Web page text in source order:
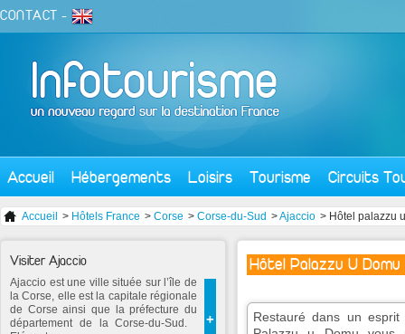
CONTACT -
Accueil Hébergements Loisirs Tourisme Circuits
Accueil > Hôtels France > Corse > Corse-du-Sud >Ajaccio > Hôtel palazzu
Hôtel Palazzu U
Restauré dans un
Visiter Ajaccio
+
Ajaccio est une ville située sur l’île de
la Corse, elle est la capitale régionale
de Corse ainsi que la préfecture du
département de la Corse-du-Sud.